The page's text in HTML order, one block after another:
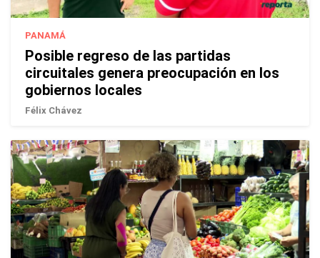
PANAMÁ
Posible regreso de las partidas
circuitales genera preocupación en los
gobiernos locales
Félix Chávez